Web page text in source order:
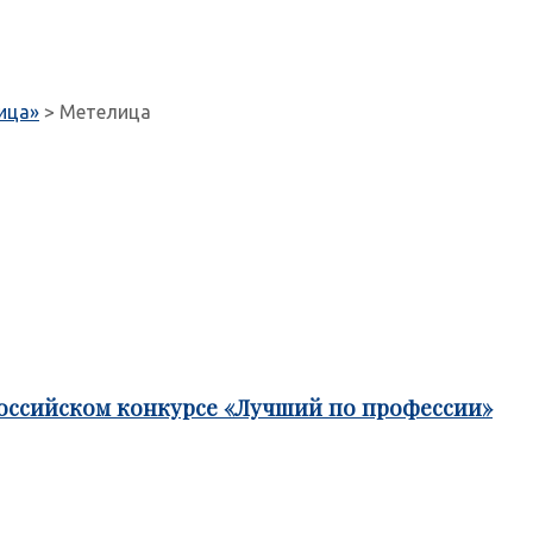
> Метелица
конкурсе «Лучший по профессии»